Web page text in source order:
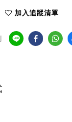
加入追蹤清單